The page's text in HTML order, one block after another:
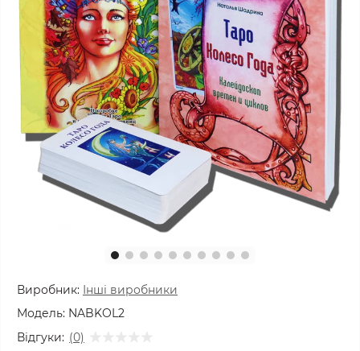
Виробник: Інші виробники
Модель: NABKOL2
Відгуки: (0)